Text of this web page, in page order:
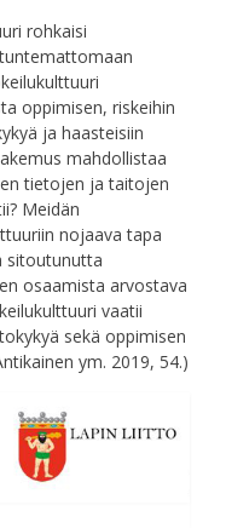
rohkaisi
oppimisen, riskeihin
ja haasteisiin
mahdollistaa
tietojen ja taitojen
Meidän
nojaava tapa
sitoutunutta
osaamista arvostava
vaatii
sekä oppimisen
ym. 2019, 54.)